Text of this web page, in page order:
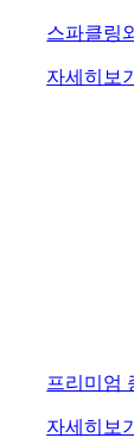
스파클링
자세히보기
프리미엄
자세히보기